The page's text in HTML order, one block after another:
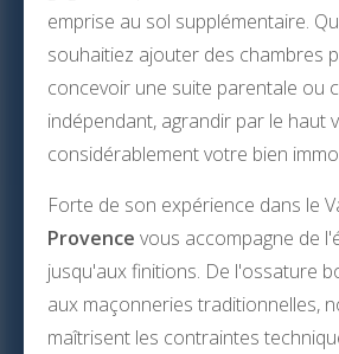
emprise au sol supplémentaire.
souhaitiez ajouter des chambres
concevoir une suite parentale ou
indépendant, agrandir par le haut
considérablement votre bien
Forte de son expérience dans le
Provence vous accompagne de
jusqu'aux finitions. De l'ossature
aux maçonneries traditionnelles,
maîtrisent les contraintes